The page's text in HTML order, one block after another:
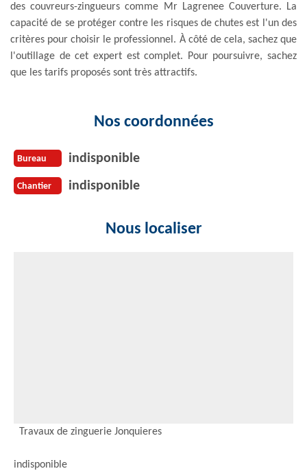
des couvreurs-zingueurs comme Mr Lagrenee Couverture. La
capacité de se protéger contre les risques de chutes est l'un des
critères pour choisir le professionnel. À côté de cela, sachez que
l'outillage de cet expert est complet. Pour poursuivre, sachez
que les tarifs proposés sont très attractifs.
Nos coordonnées
Bureau indisponible
Chantier indisponible
Nous localiser
Travaux de zinguerie Jonquieres
indisponible